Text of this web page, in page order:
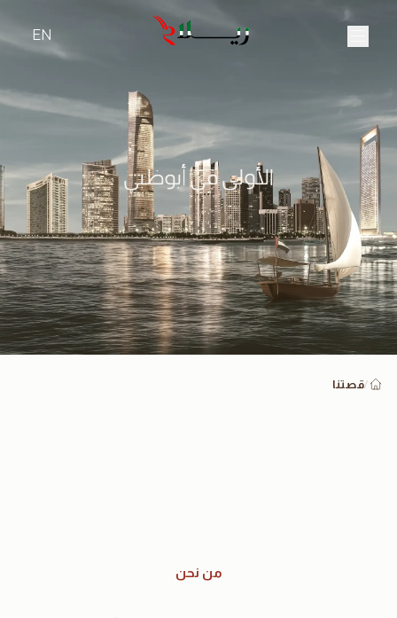
EN
الأولى في أبوظبي
/قصتنا
من نحن